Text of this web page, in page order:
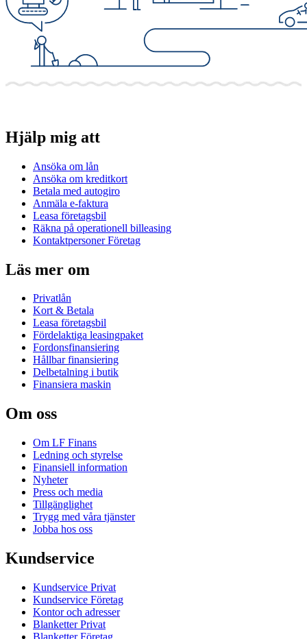
Hjälp mig att
Ansöka om lån
Ansöka om kreditkort
Betala med autogiro
Anmäla e-faktura
Leasa företagsbil
Räkna på operationell billeasing
Kontaktpersoner Företag
Läs mer om
Privatlån
Kort & Betala
Leasa företagsbil
Fördelaktiga leasingpaket
Fordonsfinansiering
Hållbar finansiering
Delbetalning i butik
Finansiera maskin
Om oss
Om LF Finans
Ledning och styrelse
Finansiell information
Nyheter
Press och media
Tillgänglighet
Trygg med våra tjänster
Jobba hos oss
Kundservice
Kundservice Privat
Kundservice Företag
Kontor och adresser
Blanketter Privat
Blanketter Företag